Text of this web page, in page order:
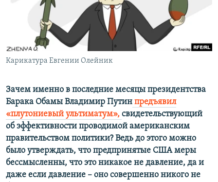
ПОБЕДИТЕЛЕЙ НЕ СУДЯТ?
КРЫМ.НЕПОКОРЕННЫЙ
ELIFBE
УКРАИНСКАЯ ПРОБЛЕМА КРЫМА
ПРИСОЕДИНЯЙТЕСЬ!
Карикатура Евгении Олейник
Зачем именно в последние месяцы президентства
Барака Обамы Владимир Путин предъявил
«плутониевый ультиматум», свидетельствующий
об эффективности проводимой американским
правительством политики? Ведь до этого можно
было утверждать, что предпринятые США меры
бессмысленны, что это никакое не давление, да и
даже если давление – оно совершенно никого не